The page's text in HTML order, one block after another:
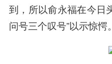
到，所以俞永福在今日
问号三个叹号”以示惊愕。